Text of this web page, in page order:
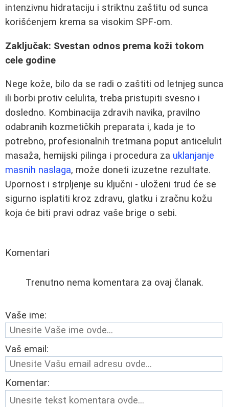
intenzivnu hidrataciju i striktnu zaštitu od sunca
korišćenjem kremа sa visokim SPF-om.
Zaključak: Svestan odnos prema koži tokom
cele godine
Nege kože, bilo da se radi o zaštiti od letnjeg sunca
ili borbi protiv celulita, treba pristupiti svesno i
dosledno. Kombinacija zdravih navika, pravilno
odabranih kozmetičkih preparata i, kada je to
potrebno, profesionalnih tretmana poput anticelulit
masaža, hemijski pilinga i procedura za uklanjanje
masnih naslaga, može doneti izuzetne rezultate.
Upornost i strpljenje su ključni - uloženi trud će se
sigurno isplatiti kroz zdravu, glatku i zračnu kožu
koja će biti pravi odraz vaše brige o sebi.
Komentari
Trenutno nema komentara za ovaj članak.
Vaše ime:
Vaš email:
Komentar: